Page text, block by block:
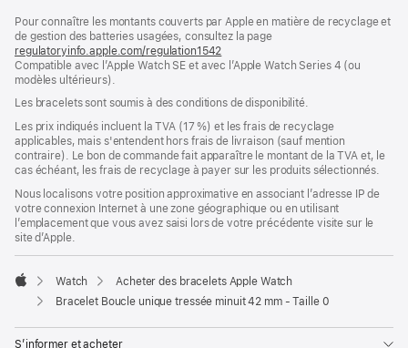
une
nouvelle
fenêtre)
Pour connaître les montants couverts par Apple en matière de recyclage et
de gestion des batteries usagées, consultez la page
regulatoryinfo.apple.com/regulation1542
dans
nouvelle
fenêtre)
Compatible avec l’Apple Watch SE et avec l’Apple Watch Series 4 (ou
modèles ultérieurs).
Les bracelets sont soumis à des conditions de disponibilité.
Les prix indiqués incluent la TVA (17 %) et les frais de recyclage
applicables, mais s'entendent hors frais de livraison (sauf mention
contraire). Le bon de commande fait apparaître le montant de la TVA et, le
cas échéant, les frais de recyclage à payer sur les produits sélectionnés.
Nous localisons votre position approximative en associant l’adresse IP de
votre connexion Internet à une zone géographique ou en utilisant
l’emplacement que vous avez saisi lors de votre précédente visite sur le
site d’Apple.
Apple
Watch
Acheter des bracelets Apple Watch
Bracelet Boucle unique tressée minuit 42 mm - Taille 0
S’informer et acheter